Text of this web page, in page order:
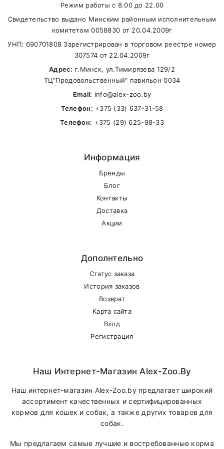
)
Карта доставки нашими курьерами:
Внимание стоимость доставки зависит от
В другие города Беларуси
Name
Режим работы с 8.00 до 22.00
Свидетельство выдано Минским районным исполнительным
комитетом 0058830 от 20.04.2009г
УНП: 690701808 Зарегистрирован в торговом реестре номер
307574 от 22.04.2009г
Адрес: г.Минск, ул.Тимирязева 129/2
ТЦ"Продовольственный" павильон 0034
Email: info@alex-zoo.by
Телефон: +375 (33) 637-31-58
Телефон: +375 (29) 625-98-33
Информация
Бренды
Блог
Контакты
Доставка
Акции
Дополнтельно
Статус заказа
История заказов
Возврат
Карта сайта
Вход
Регистрация
Наш Интернет-Магазин Alex-Zoo.by
Наш интернет-магазин Alex-Zoo.by предлагает широкий
ассортимент качественных и сертифицированных
кормов для кошек и собак, а также других товаров для
собак.
Мы предлагаем самые лучшие и востребованные корма